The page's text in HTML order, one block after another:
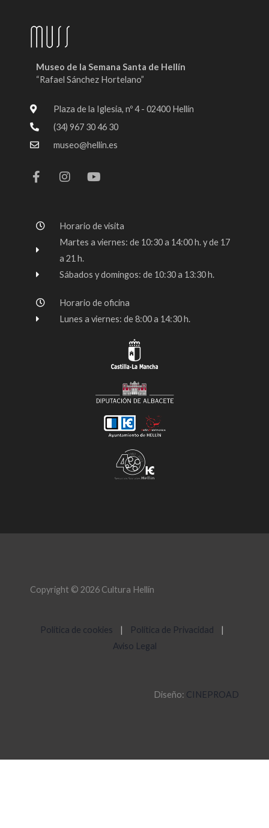
Museo de la Semana Santa de Hellín
“Rafael Sánchez Hortelano”
Plaza de la Iglesia, nº 4 - 02400 Hellín
(34) 967 30 46 30
museo@hellin.es
a
c
o
o
-
n
s
r
a
m
o
u
e
Horario de visita
Martes a viernes: de 10:30 a 14:00 h. y de 17
a 21 h.
Sábados y domingos: de 10:30 a 13:30 h.
Horario de oficina
Lunes a viernes: de 8:00 a 14:30 h.
Copyright © 2026 Cultura Hellín
Política de cookies | Política de Privacidad
|
Aviso Legal
Diseño: CINEPROAD